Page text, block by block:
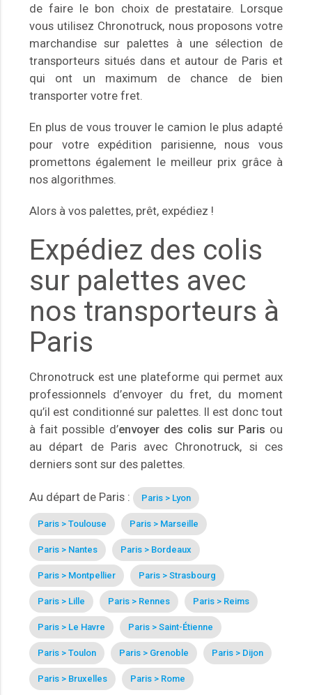
de faire le bon choix de prestataire. Lorsque
vous utilisez Chronotruck, nous proposons votre
marchandise sur palettes à une sélection de
transporteurs situés dans et autour de Paris et
qui ont un maximum de chance de bien
transporter votre fret.
En plus de vous trouver le camion le plus adapté
pour votre expédition parisienne, nous vous
promettons également le meilleur prix grâce à
nos algorithmes.
Alors à vos palettes, prêt, expédiez !
Expédiez des colis
sur palettes avec
nos transporteurs à
Paris
Chronotruck est une plateforme qui permet aux
professionnels d’envoyer du fret, du moment
qu’il est conditionné sur palettes. Il est donc tout
à fait possible d’envoyer des colis sur Paris ou
au départ de Paris avec Chronotruck, si ces
derniers sont sur des palettes.
Au départ de Paris : Paris > Lyon
Paris > Toulouse Paris > Marseille
Paris > Nantes Paris > Bordeaux
Paris > Montpellier Paris > Strasbourg
Paris > Lille Paris > Rennes Paris > Reims
Paris > Le Havre Paris > Saint-Étienne
Paris > Toulon Paris > Grenoble Paris > Dijon
Paris > Bruxelles Paris > Rome